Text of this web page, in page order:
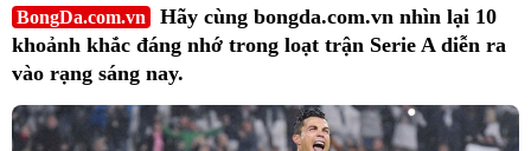
BongDa.com.vn
Hãy cùng bongda.com.vn nhìn lại 10
khoảnh khắc đáng nhớ trong loạt trận Serie A diễn ra
vào rạng sáng nay.